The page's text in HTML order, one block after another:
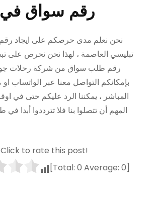
رقم سواق في
نحن نعلم مدى حرصكم على ايجاد
تبليسي العاصمة ، لهذا نحن نحرص على
رقم طلب سواق من شركة رحلات
بإمكانكم التواصل معنا عبر الواتساب
المباشر ، يمكننا الرد عليكم حتى في
المهم أن تتصلوا بنا فلا تترددوا
Click to rate this post!
[Total: 0 Average: 0]